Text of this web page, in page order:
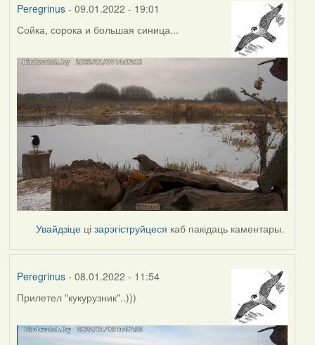
Peregrinus- 09.01.2022 - 19:01
Сойка, сорока и большая синица...
Увайдзіце цізарэгіструйцеся каб пакідаць каментары.
Peregrinus- 08.01.2022 - 11:54
Прилетел "кукурузник"..)))